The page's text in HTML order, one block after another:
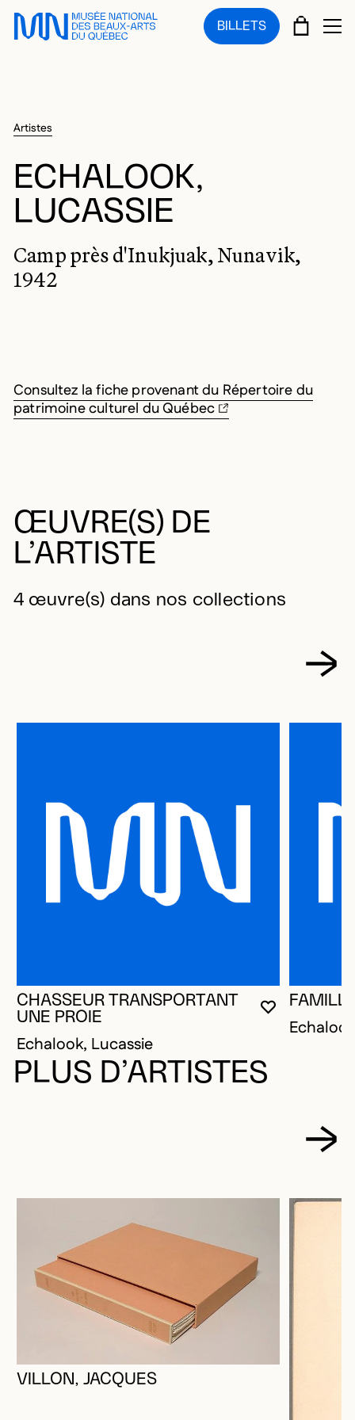
Sauter au menu principal
Sauter au contenu principal
Sauter au pied de page
BILLETS PANIER
Artistes
ECHALOOK,
LUCASSIE
Camp près d'Inukjuak, Nunavik,
1942
Consultez la fiche provenant du Répertoire du
patrimoine culturel du Québec
ŒUVRE(S) DE
L’ARTISTE
4 œuvre(s) dans nos collections
VOUS
FERMER
OUVRIR LA
CHASSEUR TRANSPORTANT
UNE PROIE
Echalook, Lucassie
PLUS D’ARTISTES
VILLON, JACQUES